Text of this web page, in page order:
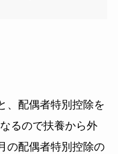
、配偶者特別控除を
るので扶養から外
の配偶者特別控除の